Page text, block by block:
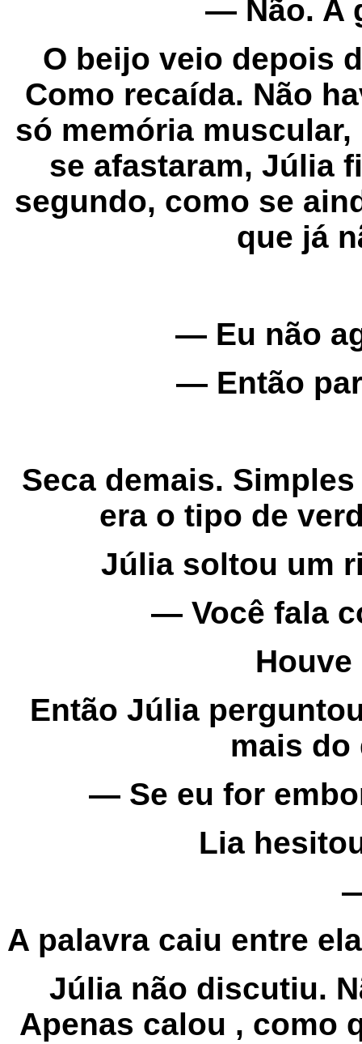
— Não. A
O beijo veio depois
Como recaída. Não
só memória
se afastaram, Júlia
segundo, como se
que já
— Eu não
— Então
Seca demais.
era o tipo de
Júlia soltou um
— Você fala
Houve
Então Júlia
mais do
— Se eu for
Lia
A palavra caiu entre
Júlia não discutiu.
Apenas calou , como